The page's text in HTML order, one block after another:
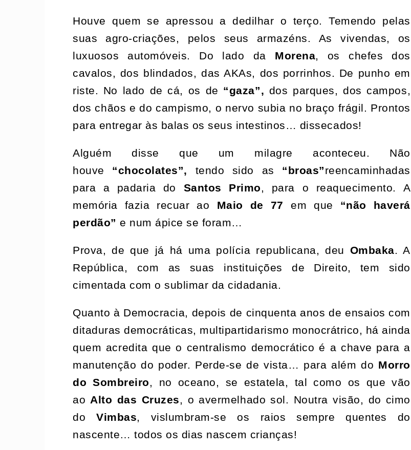
Houve quem se apressou a dedilhar o terço. Temendo pelas
suas agro-criações, pelos seus armazéns. As vivendas, os
luxuosos automóveis. Do lado da Morena, os chefes dos
cavalos, dos blindados, das AKAs, dos porrinhos. De punho em
riste. No lado de cá, os de “gaza”, dos parques, dos campos,
dos chãos e do campismo, o nervo subia no braço frágil. Prontos
para entregar às balas os seus intestinos… dissecados!
Alguém disse que um milagre aconteceu. Não
houve “chocolates”, tendo sido as “broas”reencaminhadas
para a padaria do Santos Primo, para o reaquecimento. A
memória fazia recuar ao Maio de 77 em que “não haverá
perdão” e num ápice se foram…
Prova, de que já há uma polícia republicana, deu Ombaka. A
República, com as suas instituições de Direito, tem sido
cimentada com o sublimar da cidadania.
Quanto à Democracia, depois de cinquenta anos de ensaios com
ditaduras democráticas, multipartidarismo monocrátrico, há ainda
quem acredita que o centralismo democrático é a chave para a
manutenção do poder. Perde-se de vista… para além do Morro
do Sombreiro, no oceano, se estatela, tal como os que vão
aoAlto das Cruzes, o avermelhado sol. Noutra visão, do cimo
doVimbas, vislumbram-se os raios sempre quentes do
nascente… todos os dias nascem crianças!